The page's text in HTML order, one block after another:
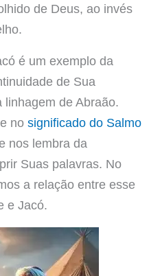
de Deus, ao invés
é um exemplo da
de Sua
de Abraão.
no significado do Salmo
nos lembra da
Suas palavras. No
a relação entre esse
e Jacó.